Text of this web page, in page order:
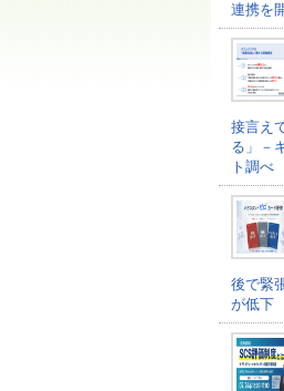
連携を
接言え
る」－
ト調べ
後で緊
が低下